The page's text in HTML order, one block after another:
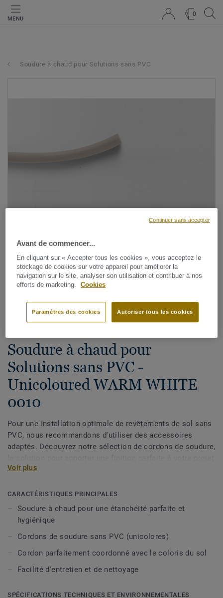
MENU
0
Soudure à chaud pour Solutions sans PVC
Voir tous les décors (38)
Soudure à chaud pour
Solutions sans PVC -
Unicoloured WARM WHITE
0010
Pour une installation optimale de revêtements de sol sans
PVC, nous recommandons d'utiliser des accessoires
adaptés. Découvrez notre sélection de cordons de soudure,
de revêtements de sol sans PVC.
Voir plus
CARACTÉRISTIQUES PRINCIPALES
Soudure à chaud pour une étanchéité parfaite et
hygiénique
Cordons de soudure sans PVC (unicolores)
Cordon parfaitement coordonné avec le coloris du sol
Facilité d'entretien et de nettoyage
SPÉCIFICATIONS TECHNIQUES ET ENVIRONNEMENTALES
Avant de commencer...
En cliquant sur « Accepter tous les cookies », vous acceptez le
stockage de cookies sur votre appareil pour améliorer la
navigation sur le site, analyser son utilisation et contribuer à nos
efforts de marketing.
Cookies
Autoriser tous les cookies
Paramètres des cookies
Continuer sans accepter